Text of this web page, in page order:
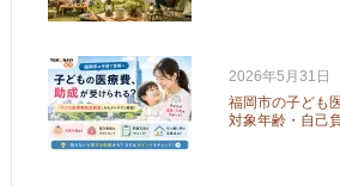
2026年5月31日
福岡市の子ども
対象年齢・自己